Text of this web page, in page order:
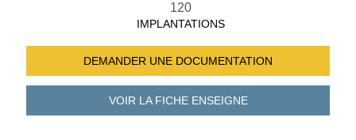
120
IMPLANTATIONS
DEMANDER UNE DOCUMENTATION
VOIR LA FICHEENSEIGNE